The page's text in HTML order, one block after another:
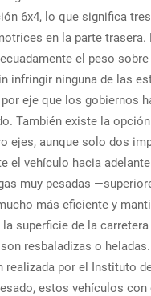
6x4, lo que significa
en la parte
el peso
infringir ninguna de las
eje que los gobiernos
También existe la
ejes, aunque solo dos
el vehículo hacia
muy pesadas
más eficiente y
la superficie de la
resbaladizas o
realizada por el Instituto
estos vehículos